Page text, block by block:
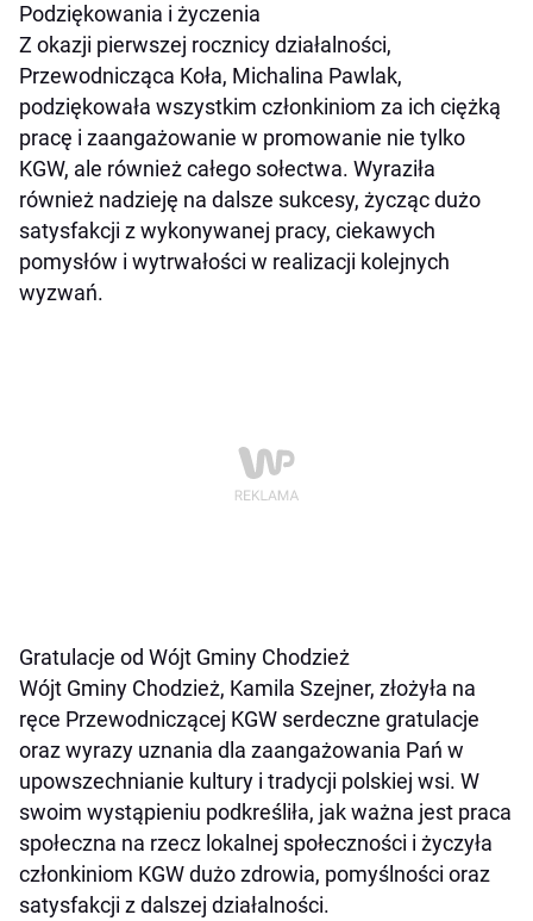
Podziękowania i życzenia
Z okazji pierwszej rocznicy działalności,
Przewodnicząca Koła, Michalina Pawlak,
podziękowała wszystkim członkiniom za ich ciężką
pracę i zaangażowanie w promowanie nie tylko
KGW, ale również całego sołectwa. Wyraziła
również nadzieję na dalsze sukcesy, życząc dużo
satysfakcji z wykonywanej pracy, ciekawych
pomysłów i wytrwałości w realizacji kolejnych
wyzwań.
Gratulacje od Wójt Gminy Chodzież
Wójt Gminy Chodzież, Kamila Szejner, złożyła na
ręce Przewodniczącej KGW serdeczne gratulacje
oraz wyrazy uznania dla zaangażowania Pań w
upowszechnianie kultury i tradycji polskiej wsi. W
swoim wystąpieniu podkreśliła, jak ważna jest praca
społeczna na rzecz lokalnej społeczności i życzyła
członkiniom KGW dużo zdrowia, pomyślności oraz
satysfakcji z dalszej działalności.